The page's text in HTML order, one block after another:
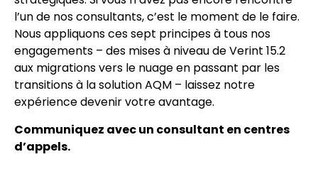
l’un de nos consultants, c’est le moment de le faire.
Nous appliquons ces sept principes à tous nos
engagements – des mises à niveau de Verint 15.2
aux migrations vers le nuage en passant par les
transitions à la solution AQM – laissez notre
expérience devenir votre avantage.
Communiquez avec un consultant en centres
d’appels.